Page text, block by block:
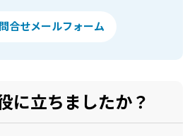
合せメールフォーム
に立ちましたか？